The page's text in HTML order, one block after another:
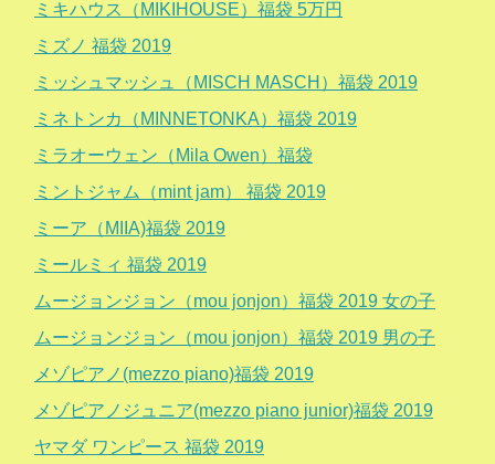
ミキハウス（MIKIHOUSE）福袋 5万円
ミズノ 福袋 2019
ミッシュマッシュ（MISCH MASCH）福袋 2019
ミネトンカ（MINNETONKA）福袋 2019
ミラオーウェン（Mila Owen）福袋
ミントジャム（mint jam） 福袋 2019
ミーア（MIIA)福袋 2019
ミールミィ 福袋 2019
ムージョンジョン（mou jonjon）福袋 2019 女の子
ムージョンジョン（mou jonjon）福袋 2019 男の子
メゾピアノ(mezzo piano)福袋 2019
メゾピアノジュニア(mezzo piano junior)福袋 2019
ヤマダ ワンピース 福袋 2019